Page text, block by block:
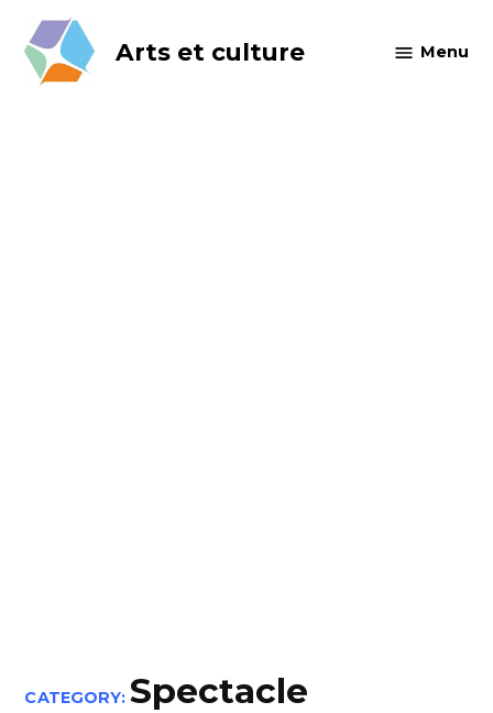
content
Arts et culture Menu
CATEGORY: Spectacle